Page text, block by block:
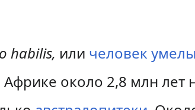
habilis, или человек
около 2,8 млн лет